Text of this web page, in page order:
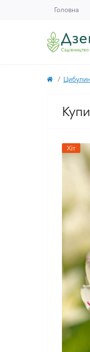
Головна
Хіт